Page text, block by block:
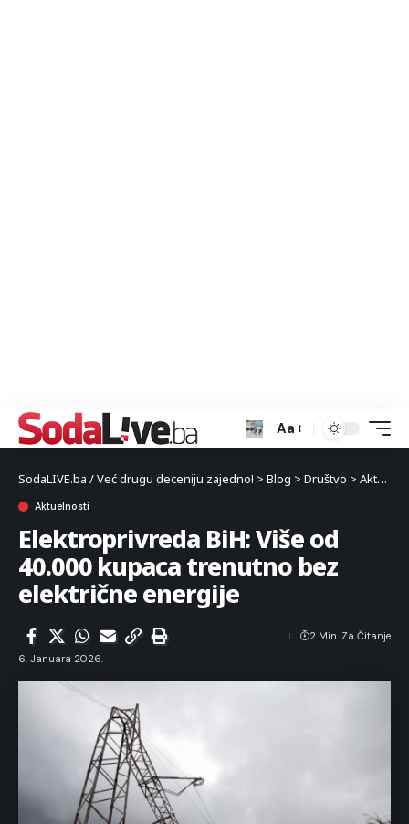
Aa
SodaLIVE.ba / Već drugu deceniju zajedno! > Blog > Društvo > Aktuelnosti
Aktuelnosti
Elektroprivreda BiH: Više od
40.000 kupaca trenutno bez
električne energije
6. Januara 2026.
2 Min. Za Čitanje